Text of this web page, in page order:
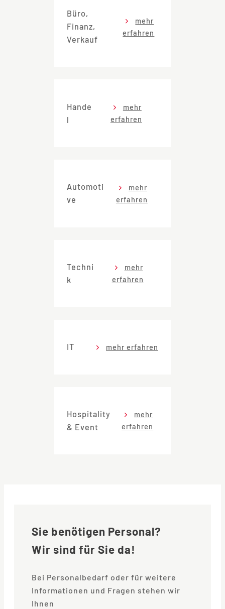
Büro,
Finanz,
Verkauf
mehr
erfahren
Hande
l
mehr
erfahren
Automoti
ve
mehr
erfahren
Techni
k
mehr
erfahren
IT mehr erfahren
Hospitality
& Event
mehr
erfahren
Sie benötigen Personal?
Wir sind für Sie da!
Bei Personalbedarf oder für weitere
Informationen und Fragen stehen wir
Ihnen